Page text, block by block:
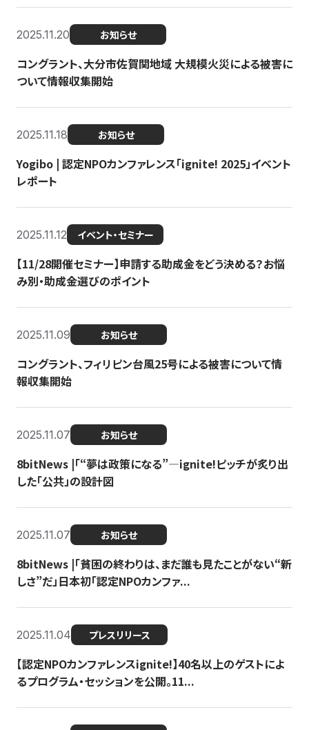
2025.11.20 お知らせ
コングラント、大分市佐賀関地域 大規模火災による被害に
ついて情報収集開始
2025.11.18 お知らせ
Yogibo | 認定NPOカンファレンス「ignite! 2025」イベント
レポート
2025.11.12 イベント・セミナー
【11/28開催セミナー】申請する助成金をどう決める？お悩
み別・助成金選びのポイント
2025.11.09 お知らせ
コングラント、フィリピン台風25号による被害について情
報収集開始
2025.11.07 お知らせ
8bitNews |「“夢は政策になる”—ignite!ピッチが炙り出
した「公共」の設計図
2025.11.07 お知らせ
8bitNews |「貧困の終わりは、まだ誰も見たことがない“新
しさ”だ」日本初「認定NPOカンファ...
2025.11.04 プレスリリース
【認定NPOカンファレンスignite!】40名以上のゲストによ
るプログラム・セッションを公開。11...